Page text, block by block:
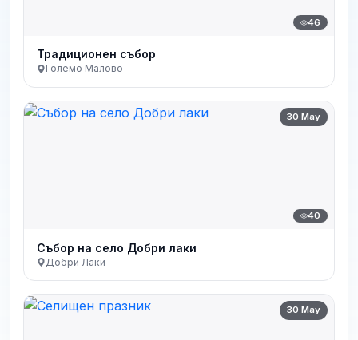
46
Традиционен събор
Големо Малово
30 May
40
Събор на село Добри лаки
Добри Лаки
30 May